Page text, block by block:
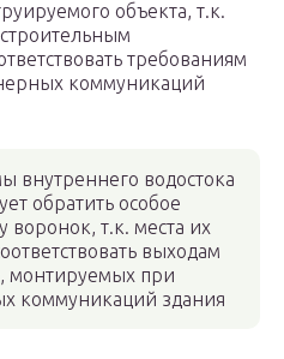
объекта, т.к.
требованиям
коммуникаций
внутреннего водостока
обратить особое
воронок, т.к. места их
выходам
монтируемых при
коммуникаций здания